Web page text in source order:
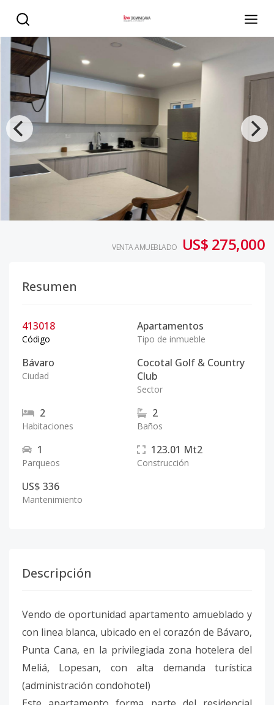
VENTA AMUEBLADO US$ 275,000
Resumen
413018
Código
Apartamentos
Tipo de inmueble
Bávaro
Ciudad
Cocotal Golf & Country
Club
Sector
2
Habitaciones
2
Baños
1
Parqueos
123.01 Mt2
Construcción
US$ 336
Mantenimiento
Descripción
Vendo de oportunidad apartamento amueblado y
con linea blanca, ubicado en el corazón de Bávaro,
Punta Cana, en la privilegiada zona hotelera del
Meliá, Lopesan, con alta demanda turística
(administración condohotel)